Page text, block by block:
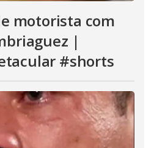
motorista com
|
#shorts